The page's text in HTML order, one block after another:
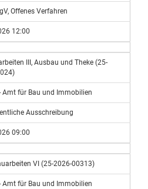
Offenes Verfahren
12:00
III, Ausbau und Theke (25-
Amt für Bau und Immobilien
Ausschreibung
09:00
VI (25-2026-00313)
Amt für Bau und Immobilien